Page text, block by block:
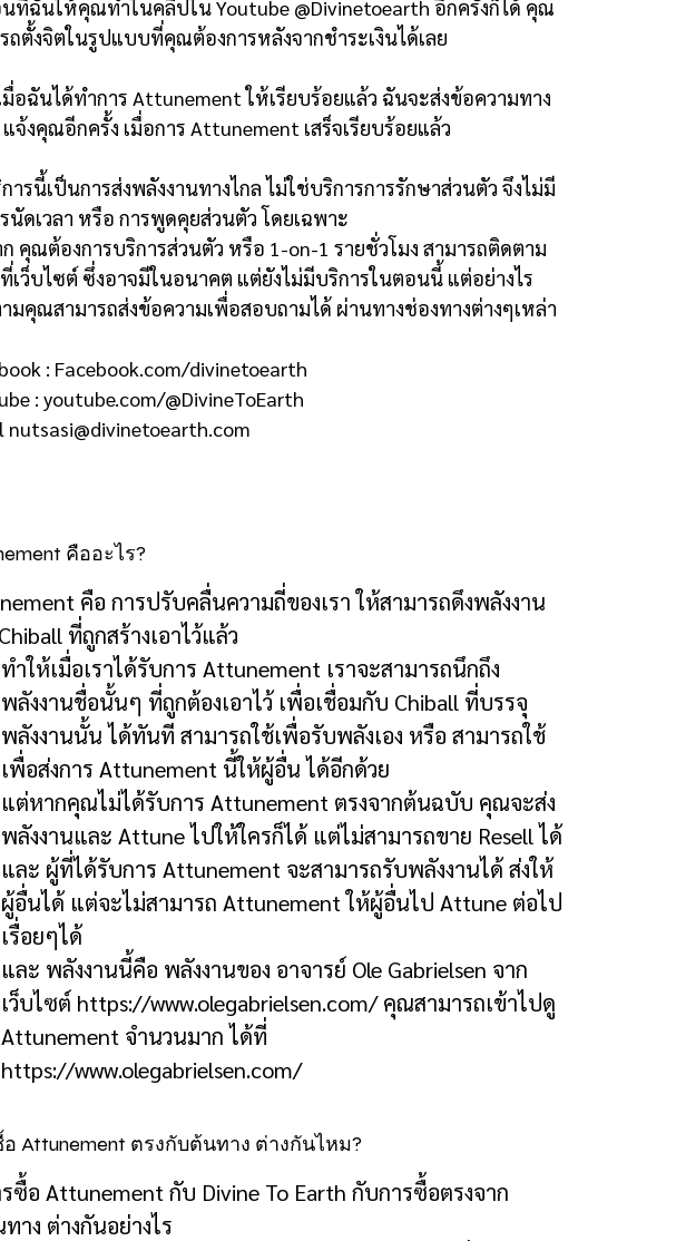
นที่ฉันให้คุณทำในคลิปในYoutube @Divinetoearth อีกครั้งก็ได้ คุณ
ถตั้งจิตในรูปแบบที่คุณต้องการหลังจากชำระเงินได้เลย
มื่อฉันได้ทำการ Attunementให้เรียบร้อยแล้ว ฉันจะส่งข้อความทาง
แจ้งคุณอีกครั้ง เมื่อการ Attunement เสร็จเรียบร้อยแล้ว
ารนี้เป็นการส่งพลังงานทางไกล ไม่ใช่บริการการรักษาส่วนตัว จึงไม่มี
นัดเวลา หรือ การพูดคุยส่วนตัว โดยเฉพาะ
คุณต้องการบริการส่วนตัว หรือ 1-on-1 รายชั่วโมง สามารถติดตาม
เว็บไซต์ ซึ่งอาจมีในอนาคต แต่ยังไม่มีบริการในตอนนี้ แต่อย่างไร
มคุณสามารถส่งข้อความเพื่อสอบถามได้ ผ่านทางช่องทางต่างๆเหล่า
: Facebook.com/divinetoearth
: youtube.com/@DivineToEarth
nutsasi@divinetoearth.com
คืออะไร?
คือ การปรับคลื่นความถี่ของเรา ให้สามารถดึงพลังงาน
Chiball ที่ถูกสร้างเอาไว้แล้ว
ทำให้เมื่อเราได้รับการ Attunement เราจะสามารถนึกถึง
พลังงานชื่อนั้นๆ ที่ถูกต้องเอาไว้ เพื่อเชื่อมกับ Chiball ที่บรรจุ
พลังงานนั้น ได้ทันที สามารถใช้เพื่อรับพลังเอง หรือ สามารถใช้
เพื่อส่งการ Attunement นี้ให้ผู้อื่น ได้อีกด้วย
แต่หากคุณไม่ได้รับการ Attunement ตรงจากต้นฉบับ คุณจะส่ง
พลังงานและ Attuneไปให้ใครก็ได้ แต่ไม่สามารถขาย Resellได้
และ ผู้ที่ได้รับการ Attunement จะสามารถรับพลังงานได้ ส่งให้
ผู้อื่นได้ แต่จะไม่สามารถ Attunementให้ผู้อื่นไป Attune ต่อไป
เรื่อยๆได้
และ พลังงานนี้คือ พลังงานของ อาจารย์ Ole Gabrielsen จาก
เว็บไซต์ https://www.olegabrielsen.com/คุณสามารถเข้าไปดู
Attunement จำนวนมาก ได้ที่
https://www.olegabrielsen.com/
Attunement ตรงกับต้นทาง ต่างกันไหม?
ซื้อ Attunement กับ Divine To Earth กับการซื้อตรงจาก
าง ต่างกันอย่างไร